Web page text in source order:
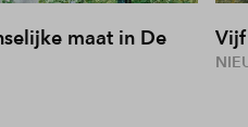
maat in De
Vijf